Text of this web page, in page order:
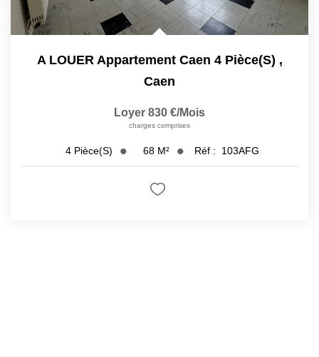
A LOUER Appartement Caen 4 Pièce(s) ,
Caen
Loyer 830 €/mois
charges comprises
4 Pièce(s) 68 M² Réf : 103AFG